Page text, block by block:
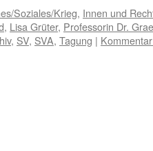
Soziales/Krieg, Innen und
, Lisa Grüter, Professorin Dr.
, SV, SVA, Tagung |